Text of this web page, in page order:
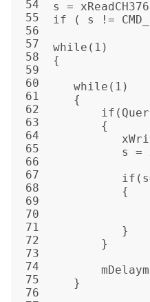
54
55
56
57
58
59
60
61
62
63
64
65
66
67
68
69
70
71
72
73
74
75
76
s =
if ( s !=
while(1)
{
   while(1)
   {
       {
s =
          {
          }
       }
   }